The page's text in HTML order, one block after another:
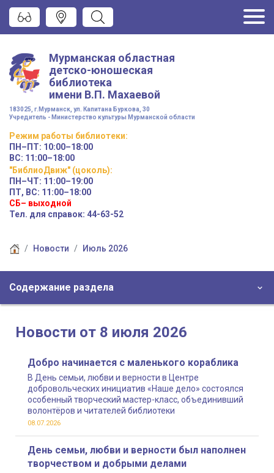
Мурманская областная
детско-юношеская
библиотека
имени В.П. Махаевой
183025, г.Мурманск, ул. Капитана Буркова, 30
Учредитель - Министерство культуры Мурманской области
Режим работы библиотеки:
ПН–ПТ: 10:00–18:00
ВС: 11:00–18:00
"БиблиоДвиж" (цоколь):
ПН–ЧТ: 11:00–19:00
ПТ, ВС: 11:00–18:00
СБ– выходной
Тел. для справок: 44-63-52
Новости Июль 2026
Содержание раздела
Новости от 8 июля 2026
Добро начинается с маленького кораблика
В День семьи, любви и верности в Центре
добровольческих инициатив «Наше дело» состоялся
особенный творческий мастер-класс, объединивший
волонтёров и читателей библиотеки
08.07.2026
День семьи, любви и верности был наполнен
творчеством и добрыми делами